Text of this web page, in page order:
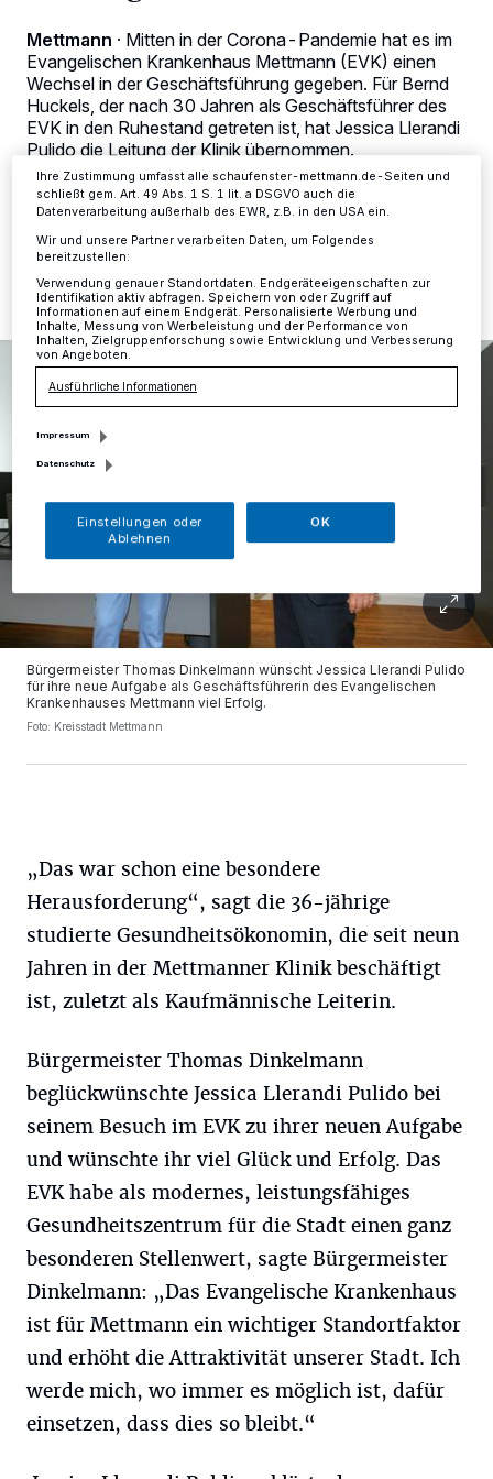
Mettmann · Mitten in der Corona-Pandemie hat es im
Evangelischen Krankenhaus Mettmann (EVK) einen
Wechsel in der Geschäftsführung gegeben. Für Bernd
Huckels, der nach 30 Jahren als Geschäftsführer des
EVK in den Ruhestand getreten ist, hat Jessica Llerandi
Pulido die Leitung der Klinik übernommen.
03.09.2020 , 16:43 Uhr 2 Minuten Lesezeit
Bürgermeister Thomas Dinkelmann wünscht Jessica Llerandi Pulido
für ihre neue Aufgabe als Geschäftsführerin des Evangelischen
Krankenhauses Mettmann viel Erfolg.
Foto: Kreisstadt Mettmann
„Das war schon eine besondere
Herausforderung“, sagt die 36-jährige
studierte Gesundheitsökonomin, die seit neun
Jahren in der Mettmanner Klinik beschäftigt
ist, zuletzt als Kaufmännische Leiterin.
Bürgermeister Thomas Dinkelmann
beglückwünschte Jessica Llerandi Pulido bei
seinem Besuch im EVK zu ihrer neuen Aufgabe
und wünschte ihr viel Glück und Erfolg. Das
EVK habe als modernes, leistungsfähiges
Gesundheitszentrum für die Stadt einen ganz
besonderen Stellenwert, sagte Bürgermeister
Dinkelmann: „Das Evangelische Krankenhaus
ist für Mettmann ein wichtiger Standortfaktor
und erhöht die Attraktivität unserer Stadt. Ich
werde mich, wo immer es möglich ist, dafür
einsetzen, dass dies so bleibt.“
Zwecke. Wenn Tracker deaktiviert sind, sind manche Inhalte und
Anzeigen möglicherweise nicht mehr so relevant für Sie. Sie können
dieses Menü jederzeit wieder aufrufen, um Ihre Einstellungen zu
ändern oder Ihre Einwilligung zu widerrufen, indem Sie auf den Link
Einstellungen oder Ablehnen am unteren Rand der Webseite klicken.
Ihre Einstellungen gelten innerhalb unseres Website. Weitere
Informationen finden Sie in unserer Datenschutzerklärung.
Ihre Zustimmung umfasst alle schaufenster-mettmann.de-Seiten und
schließt gem. Art. 49 Abs. 1 S. 1 lit. a DSGVO auch die
Datenverarbeitung außerhalb des EWR, z.B. in den USA ein.
Wir und unsere Partner verarbeiten Daten, um Folgendes
bereitzustellen:
Verwendung genauer Standortdaten. Endgeräteeigenschaften zur
Identifikation aktiv abfragen. Speichern von oder Zugriff auf
Informationen auf einem Endgerät. Personalisierte Werbung und
Inhalte, Messung von Werbeleistung und der Performance von
Inhalten, Zielgruppenforschung sowie Entwicklung und Verbesserung
von Angeboten.
Ausführliche Informationen
Impressum
Datenschutz
Einstellungen oder
Ablehnen
OK